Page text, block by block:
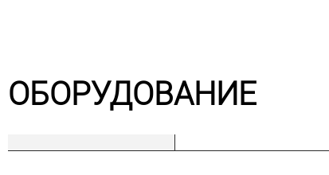
ОБОРУДОВАНИЕ